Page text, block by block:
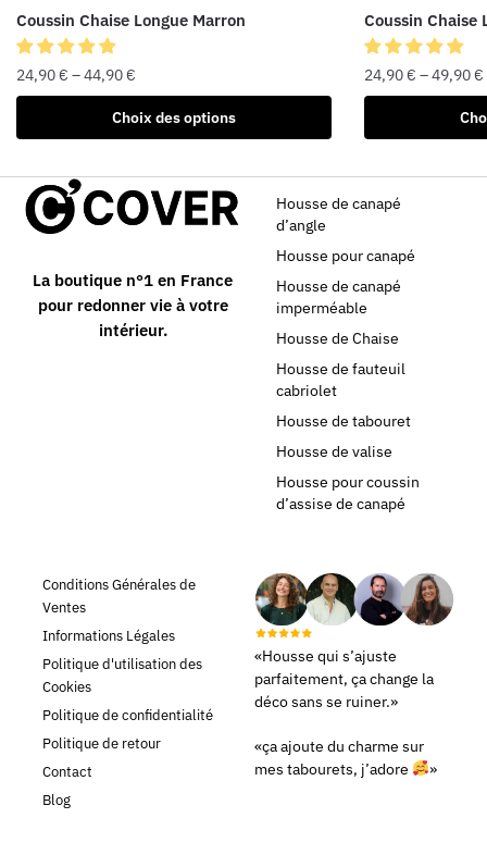
Coussin Chaise Longue Marron
24,90€ –44,90€
Choix des options
Coussin Chaise
24,90€ –49,90€
La boutique n°1 en France
pour redonner vie à votre
intérieur.
Housse de canapé
d’angle
Housse pour canapé
Housse de canapé
imperméable
Housse de Chaise
Housse de fauteuil
cabriolet
Housse de tabouret
Housse de valise
Housse pour coussin
d’assise de canapé
Conditions Générales de
Ventes
Informations Légales
Politique d'utilisation des
Cookies
Politique de confidentialité
Politique de retour
Contact
Blog
«Housse qui s’ajuste
parfaitement, ça change la
déco sans se ruiner.»
«ça ajoute du charme sur
mes tabourets, j’adore
»